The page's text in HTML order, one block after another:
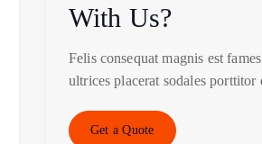
With Us?
Felis consequat magnis est
ultrices placerat sodales porttitor
Get a Quote